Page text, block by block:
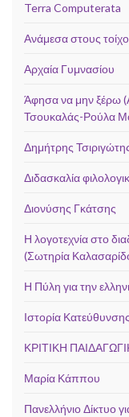
Terra Computerata
Ανάμεσα στους
Αρχαία Γυμνασίου
Άφησα να μην ξέρω
Τσουκαλάς-Ρούλα
Δημήτρης
Διδασκαλία
Διονύσης Γκάτσης
Η λογοτεχνία στο
(Σωτηρία
Η Πύλη για την
Ιστορία Κατεύθυνσης
ΚΡΙΤΙΚΗ
Μαρία Κάππου
Πανελλήνιο Δίκτυο